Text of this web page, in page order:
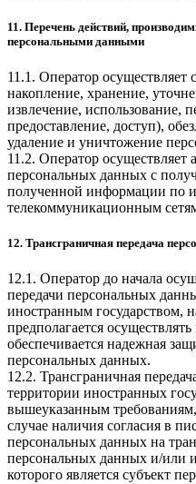
11. Перечень действий,
персональными данными
11.1. Оператор осуществляет
накопление, хранение,
извлечение, использование,
предоставление, доступ),
удаление и уничтожение
11.2. Оператор осуществляет
персональных данных с
полученной информации по
телекоммуникационным
12. Трансграничная передача
12.1. Оператор до начала
передачи персональных
иностранным государством,
предполагается
обеспечивается надежная
персональных данных.
12.2. Трансграничная
территории иностранных
вышеуказанным
случае наличия согласия в
персональных данных на
персональных данных и/или
которого является субъект